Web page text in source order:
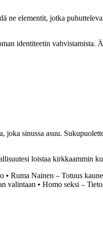
ne elementit, jotka
identiteetin vahvistamista.
sinussa asuu.
loistaa kirkkaammin
• Ruma Nainen – Totuus
valintaan • Homo seksi –